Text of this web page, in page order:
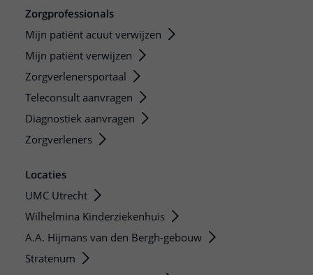
Zorgprofessionals
Mijn patiënt acuut verwijzen
Mijn patiënt verwijzen
Zorgverlenersportaal
Teleconsult aanvragen
Diagnostiek aanvragen
Zorgverleners
Locaties
UMC Utrecht
Wilhelmina Kinderziekenhuis
A.A. Hijmans van den Bergh-gebouw
Stratenum